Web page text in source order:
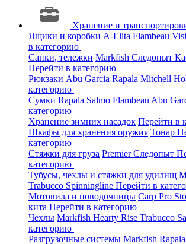
Хранение и
Ящики и коробки A-Elita Flambeau
в категорию
Санки, тележки Markfish Следопыт
Перейти в категорию
Рюкзаки Abu Garcia Rapala Mitchell
категорию
Сумки Rapala Salmo Flambeau Abu
категорию
Хранение зимних насадок Перейти в
Шкафы для хранения оружия Тонар
категорию
Стяжки для груза PremierСледопыт
категорию
Тубусы, чехлы и стяжки для удилищ
Trabucco Spinningline Перейти в
Мотовила и поводочницы Carp Pro
кита Перейти в категорию
Чехлы Markfish Hearty Rise Trabucco
категорию
Разгрузочные системы Markfish Rapala